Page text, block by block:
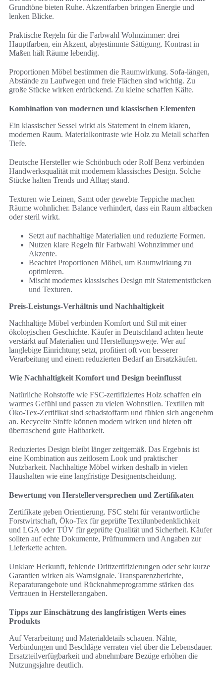
Grundtöne bieten Ruhe. Akzentfarben bringen Energie und
lenken Blicke.
Praktische Regeln für die Farbwahl Wohnzimmer: drei
Hauptfarben, ein Akzent, abgestimmte Sättigung. Kontrast in
Maßen hält Räume lebendig.
Proportionen Möbel bestimmen die Raumwirkung. Sofa-längen,
Abstände zu Laufwegen und freie Flächen sind wichtig. Zu
große Stücke wirken erdrückend. Zu kleine schaffen Kälte.
Kombination von modernen und klassischen Elementen
Ein klassischer Sessel wirkt als Statement in einem klaren,
modernen Raum. Materialkontraste wie Holz zu Metall schaffen
Tiefe.
Deutsche Hersteller wie Schönbuch oder Rolf Benz verbinden
Handwerksqualität mit modernem klassisches Design. Solche
Stücke halten Trends und Alltag stand.
Texturen wie Leinen, Samt oder gewebte Teppiche machen
Räume wohnlicher. Balance verhindert, dass ein Raum altbacken
oder steril wirkt.
Setzt auf nachhaltige Materialien und reduzierte Formen.
Nutzen klare Regeln für Farbwahl Wohnzimmer und
Akzente.
Beachtet Proportionen Möbel, um Raumwirkung zu
optimieren.
Mischt modernes klassisches Design mit Statementstücken
und Texturen.
Preis-Leistungs-Verhältnis und Nachhaltigkeit
Nachhaltige Möbel verbinden Komfort und Stil mit einer
ökologischen Geschichte. Käufer in Deutschland achten heute
verstärkt auf Materialien und Herstellungswege. Wer auf
langlebige Einrichtung setzt, profitiert oft von besserer
Verarbeitung und einem reduzierten Bedarf an Ersatzkäufen.
Wie Nachhaltigkeit Komfort und Design beeinflusst
Natürliche Rohstoffe wie FSC-zertifiziertes Holz schaffen ein
warmes Gefühl und passen zu vielen Wohnstilen. Textilien mit
Öko-Tex-Zertifikat sind schadstoffarm und fühlen sich angenehm
an. Recycelte Stoffe können modern wirken und bieten oft
überraschend gute Haltbarkeit.
Reduziertes Design bleibt länger zeitgemäß. Das Ergebnis ist
eine Kombination aus zeitlosem Look und praktischer
Nutzbarkeit. Nachhaltige Möbel wirken deshalb in vielen
Haushalten wie eine langfristige Designentscheidung.
Bewertung von Herstellerversprechen und Zertifikaten
Zertifikate geben Orientierung. FSC steht für verantwortliche
Forstwirtschaft, Öko-Tex für geprüfte Textilunbedenklichkeit
und LGA oder TÜV für geprüfte Qualität und Sicherheit. Käufer
sollten auf echte Dokumente, Prüfnummern und Angaben zur
Lieferkette achten.
Unklare Herkunft, fehlende Drittzertifizierungen oder sehr kurze
Garantien wirken als Warnsignale. Transparenzberichte,
Reparaturangebote und Rücknahmeprogramme stärken das
Vertrauen in Herstellerangaben.
Tipps zur Einschätzung des langfristigen Werts eines
Produkts
Auf Verarbeitung und Materialdetails schauen. Nähte,
Verbindungen und Beschläge verraten viel über die Lebensdauer.
Ersatzteilverfügbarkeit und abnehmbare Bezüge erhöhen die
Nutzungsjahre deutlich.